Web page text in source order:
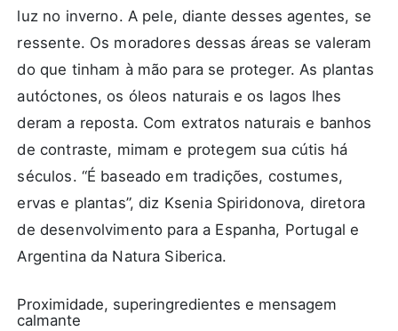
luz no inverno. A pele, diante desses agentes, se
ressente. Os moradores dessas áreas se valeram
do que tinham à mão para se proteger. As plantas
autóctones, os óleos naturais e os lagos lhes
deram a reposta. Com extratos naturais e banhos
de contraste, mimam e protegem sua cútis há
séculos. “É baseado em tradições, costumes,
ervas e plantas”, diz Ksenia Spiridonova, diretora
de desenvolvimento para a Espanha, Portugal e
Argentina da Natura Siberica.
Proximidade, superingredientes e mensagem
calmante